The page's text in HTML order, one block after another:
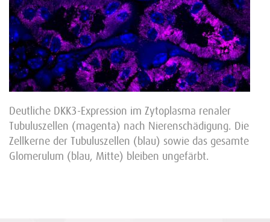
Deutliche DKK3-Expression im Zytoplasma renaler
Tubuluszellen (magenta) nach Nierenschädigung. Die
Zellkerne der Tubuluszellen (blau) sowie das gesamte
Glomerulum (blau, Mitte) bleiben ungefärbt.